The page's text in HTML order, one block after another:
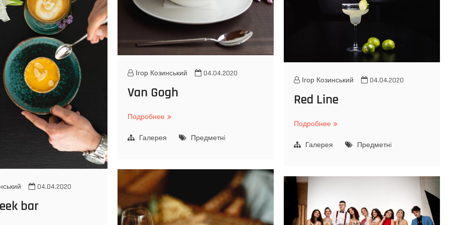
r
i
a
Ігор Козинський 04.04.2020
Van Gogh
Подробнее V
n
g
Галерея Предметнi
Ігор Козинський 04.04.2020
Red Line
Подробнее R
d
n
Галерея Предметнi
04.04.2020
bar